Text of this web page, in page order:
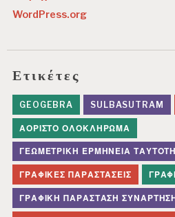
WordPress.org
Ετικέτες
GEOGEBRA SULBASUTRAM
ΑΌΡΙΣΤΟ ΟΛΟΚΛΉΡΩΜΑ
ΓΕΩΜΕΤΡΙΚΉ ΕΡΜΗΝΕΊΑ
ΓΡΑΦΙΚΈΣ ΠΑΡΑΣΤΆΣΕΙΣ
ΓΡΑΦΙΚΉ ΠΑΡΆΣΤΑΣΗ